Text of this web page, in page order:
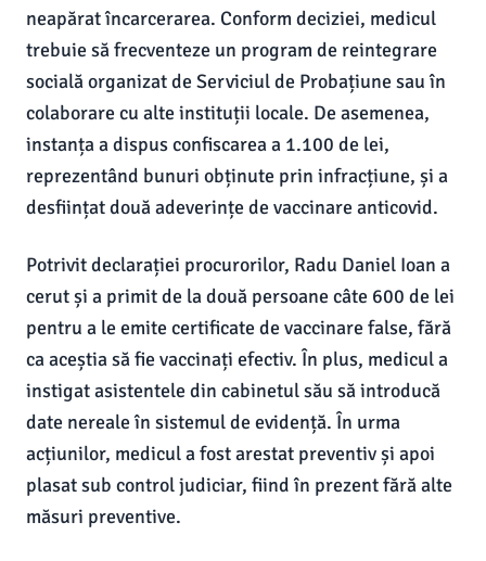
neapărat încarcerarea. Conform deciziei, medicul
trebuie să frecventeze un program de reintegrare
socială organizat de Serviciul de Probațiune sau în
colaborare cu alte instituții locale. De asemenea,
instanța a dispus confiscarea a 1.100 de lei,
reprezentând bunuri obținute prin infracțiune, și a
desființat două adeverințe de vaccinare anticovid.
Potrivit declarației procurorilor, Radu Daniel Ioan a
cerut și a primit de la două persoane câte 600 de lei
pentru a le emite certificate de vaccinare false, fără
ca aceștia să fie vaccinați efectiv. În plus, medicul a
instigat asistentele din cabinetul său să introducă
date nereale în sistemul de evidență. În urma
acțiunilor, medicul a fost arestat preventiv și apoi
plasat sub control judiciar, fiind în prezent fără alte
măsuri preventive.